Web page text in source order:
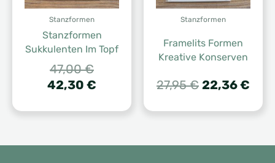
Stanzformen
Stanzformen
Sukkulenten Im Topf
47,00€Ursprünglicher
Preis
47,00 €
42,30 €
ist:
Stanzformen
Framelits Formen
Kreative Konserven
27,95€
war:
22,36€
ist: